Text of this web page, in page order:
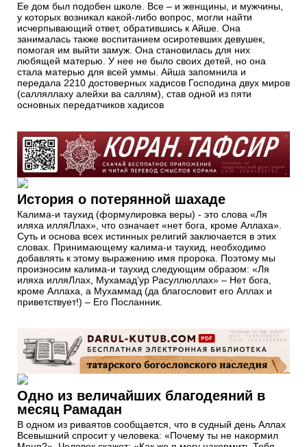
Ее дом был подобен школе. Все – и женщины, и мужчины,
у которых возникал какой-либо вопрос, могли найти
исчерпывающий ответ, обратившись к Айше. Она
занималась также воспитанием осиротевших девушек,
помогая им выйти замуж. Она становилась для них
любящей матерью. У нее не было своих детей, но она
стала матерью для всей уммы. Айша запомнила и
передала 2210 достоверных хадисов Господина двух миров
(салляллаху алейхи ва саллям), став одной из пяти
основных передатчиков хадисов
История о потерянной шахаде
Калима-и таухид (формулировка веры) - это слова «Ля
иляха илляЛлах», что означает «нет бога, кроме Аллаха».
Суть и основа всех истинных религий заключается в этих
словах. Принимающему калима-и таухид, необходимо
добавлять к этому выражению имя пророка. Поэтому мы
произносим калима-и таухид следующим образом: «Ля
иляха илляЛлах, Мухамад’ур Расуллюллах» – Нет бога,
кроме Аллаха, а Мухаммад (да благословит его Аллах и
приветствует!) – Его Посланник.
Одно из величайших благодеяний в
месяц Рамадан
В одном из риваятов сообщается, что в судный день Аллах
Всевышний спросит у человека: «Почему ты не накормил